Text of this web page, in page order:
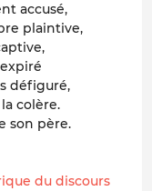
accusé,
plaintive,
défiguré,
colère.
son père.
du discours